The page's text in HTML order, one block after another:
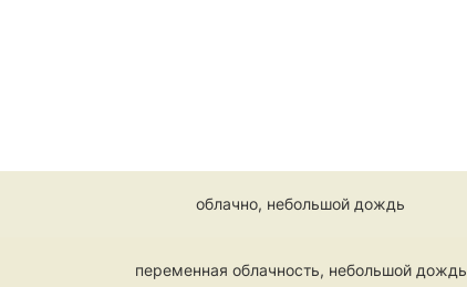
облачно, небольшой дождь
переменная облачность, небольшой дождь